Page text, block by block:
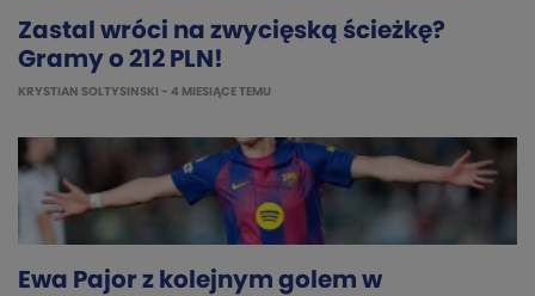
Zastal wróci na zwycięską ścieżkę?
Gramy o 212 PLN!
KRYSTIAN SOLTYSINSKI - 4 MIESIĄCE TEMU
Ewa Pajor z kolejnym golem w